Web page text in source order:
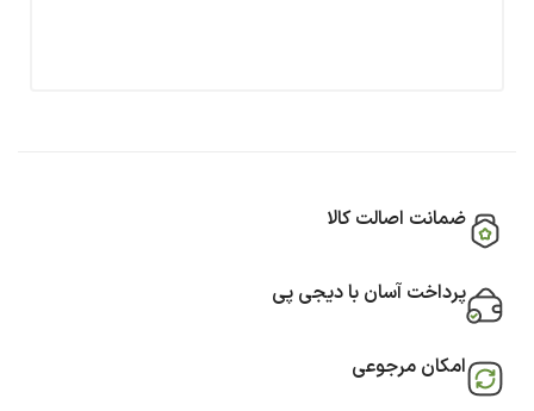
ضمانت اصالت کالا
پرداخت آسان با دیجی پی
امکان مرجوعی